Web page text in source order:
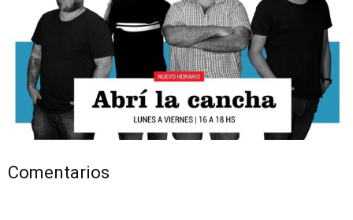
Comentarios